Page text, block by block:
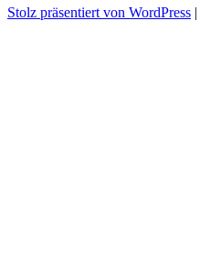
Stolz präsentiert von WordPress |